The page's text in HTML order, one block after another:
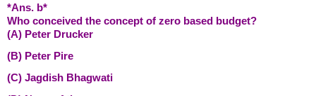
*Ans. b*
Who conceived the concept of zero based budget?
(A) Peter Drucker
(B) Peter Pire
(C) Jagdish Bhagwati